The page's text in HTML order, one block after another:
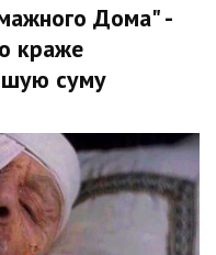
Дома" -
краже
суму